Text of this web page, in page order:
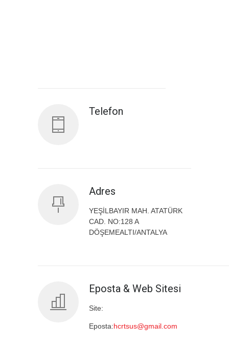
Telefon
Adres
YEŞİLBAYIR MAH. ATATÜRK
CAD. NO:128 A
DÖŞEMEALTI/ANTALYA
Eposta & Web Sitesi
Site:
Eposta:hcrtsus@gmail.com